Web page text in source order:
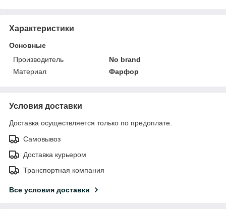
Характеристики
Основные
Производитель
No brand
Материал
Фарфор
Условия доставки
Доставка осуществляется только по предоплате.
Самовывоз
Доставка курьером
Транспортная компания
Все условия доставки